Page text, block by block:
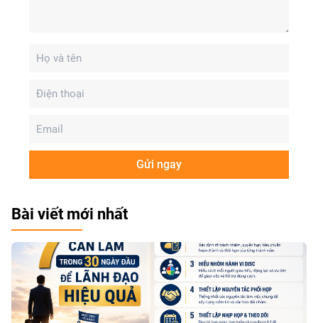
Gửi ngay
Bài viết mới nhất